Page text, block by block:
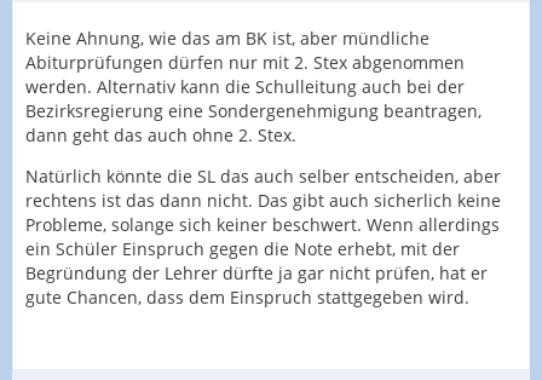
Keine Ahnung, wie das am BK ist, aber mündliche
Abiturprüfungen dürfen nur mit 2. Stex abgenommen
werden. Alternativ kann die Schulleitung auch bei der
Bezirksregierung eine Sondergenehmigung beantragen,
dann geht das auch ohne 2. Stex.
Natürlich könnte die SL das auch selber entscheiden, aber
rechtens ist das dann nicht. Das gibt auch sicherlich keine
Probleme, solange sich keiner beschwert. Wenn allerdings
ein Schüler Einspruch gegen die Note erhebt, mit der
Begründung der Lehrer dürfte ja gar nicht prüfen, hat er
gute Chancen, dass dem Einspruch stattgegeben wird.